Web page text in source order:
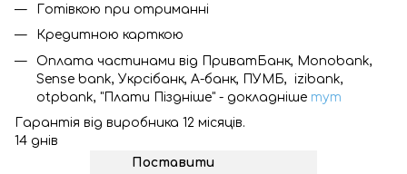
Готівкою при отриманні
Кредитною карткою
Оплата частинами від ПриватБанк, Monobank,
Sense bank, Укрсібанк, А-банк, ПУМБ, izibank,
otpbank, "Плати Піздніше" - докладніше тут
Гарантія від виробника 12 місяців.
14 днів
Поставити